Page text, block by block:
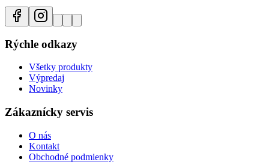
Rýchle odkazy
Všetky produkty
Výpredaj
Novinky
Zákaznícky servis
O nás
Kontakt
Obchodné podmienky